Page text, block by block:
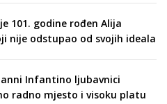
101. godine rođen Alija
nije odstupao od svojih ideala
Infantino ljubavnici
radno mjesto i visoku platu